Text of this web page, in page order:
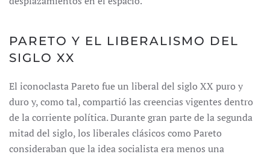
PARETO Y EL LIBERALISMO DEL
SIGLO XX
El iconoclasta Pareto fue un liberal del siglo XX puro y
duro y, como tal, compartió las creencias vigentes dentro
de la corriente política. Durante gran parte de la segunda
mitad del siglo, los liberales clásicos como Pareto
consideraban que la idea socialista era menos una